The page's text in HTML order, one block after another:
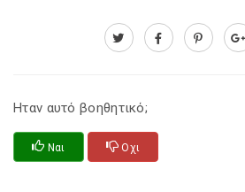
Ηταν αυτό βοηθητικό;
Ναι Οχι